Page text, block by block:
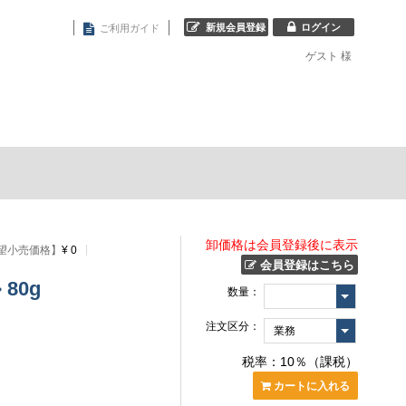
ご利用ガイド 新規会員登録 ログイン
ゲスト 様
小売価格】¥ 0
80g
卸価格は会員登録後に表示
会員登録はこちら
数量：
注文区分：
税率：10％（課税）
カートに入れる